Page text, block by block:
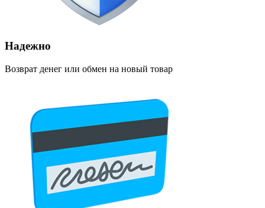
Надежно
Возврат денег или обмен на новый товар